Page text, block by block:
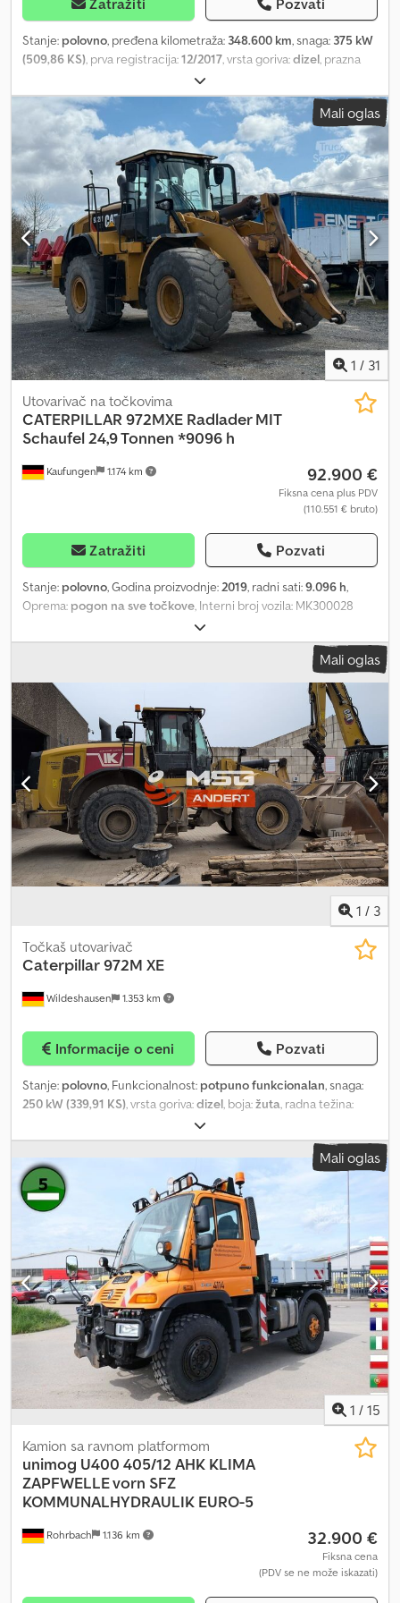
Zatražiti Pozvati
Stanje: polovno, pređena kilometraža: 348.600 km, snaga: 375 kW
(509,86 KS), prva registracija:12/2017, vrsta goriva:dizel, prazna
, ukupna težina:
315/80 R22,5, konfiguracija osovina:8x4, kočnice:retarder, boja:
, tip prenosa: , suspencija:čelik-zrak
, Oprema:
ABS, diferencijalna blokada, dodatna prednja svetla, grejač za
parkiranje, kontrola proklizavanja, nizak nivo buke, retarder,
tempomat, vučna spojnica prikolice, Rezervoar za ureo (AdBlue)
Csdpovk Un Sjfx Af Uorf Zapremina motora 12.809 ccm Kuka za
prikolicu (50 mm) Hidraulika (pomoćni pogon) EBS Navigacioni
sistem Euro 6 C Nosivost 17.500 kg Automatska klima Dautel
čelična okrugla kiperska korpa Hidraulična zadnja vrata, klatna
Sedlasta ploča Preklopiva zaštita od podletanja Sunčana zavesa
Rotaciona svetla Vazduh i struja za prikolicu Težine: Dozvoljeno
opterećenje SDAH: 18.000 kg Dozvoljeno opterećenje prikolice:
55.000 kg Ukupna dozvoljena masa voza: 68.000 kg Prazna težina
tegljača: 11.990 kg Ukupna dozvoljena masa voza: 64.000 kg
Zadržavamo pravo na greške.
Mali oglas
1 / 31
Kaufungen 1.174 km
Utovarivač na točkovima
CATERPILLAR 972MXE Radlader MIT
Schaufel 24,9 Tonnen *9096 h
92.900 €
Fiksna cena plus PDV
(110.551 € bruto)
Zatražiti Pozvati
Stanje: polovno, Godina proizvodnje: 2019, radni sati:9.096 h,
Oprema: pogon na sve točkove , Interni broj vozila: MK300028
Odmah dostupan na našem placu u Kaufungenu Više informacija
na: * Golec Nutzfahrzeuge GmbH (nemački, engleski, bugarski,
ruski) * Viktorija Sologubova (poljski, ruski, ukrajinski, engleski)
Godina proizvodnje: 2019 CAT 972 MXE SA kašikom 9.096 radnih
sati 24,9 tona Klima uređaj Prvi vlasnik 250 kW Primer finansiranja:
* Interni broj: MK300028 * Kupovna cena: 92.900,00 € * Učešće:
10% * Period otplate: 60 meseci * Mesečna rata: 1.430,36 € *
Ostatak vrednosti: 17.380,00 € Ako vam odgovara ponuda ili želite
da je prilagodimo vašim potrebama, samo nas kontaktirajte (g.
Enchev). Radujemo se vašem pozivu. Credpfx Aey Dmwwsf Usf
Zadržavamo pravo na greške u oglasu. Rado prihvatamo vaše
polovno vozilo u zamenu. Finansiranje je moguće direktno kod
nas u firmi. GOLEC NUTZFAHRZEUGE GMBH Govori se: nemački,
engleski, španski, poljski, ukrajinski, ruski, bugarski.
Mali oglas
1 / 3
Wildeshausen 1.353 km
Točkaš utovarivač
Caterpillar972M XE
Informacije o ceni Pozvati
Stanje: polovno, Funkcionalnost: potpuno funkcionalan, snaga:
250 kW (339,91 KS), vrsta goriva:dizel, boja:žuta, radna težina:
2020
prodaju: CAT 972M XE (godina proizvodnje 2020) 12.632 radnih sati
Odmah dostupan Cjdpfxozg D Tfj Af Uerf Sledeći nedostaci: -
Bolcen na cilindru za kipovanje kašike mora se zameniti - Kardan i
kućište moraju se zameniti
Mali oglas
1 / 15
Rohrbach 1.136 km
Kamion sa ravnom platformom
unimog U400 405/12 AHK KLIMA
ZAPFWELLE vorn SFZ
KOMMUNALHYDRAULIK EURO-5
32.900 €
Fiksna cena
(PDV se ne može iskazati)